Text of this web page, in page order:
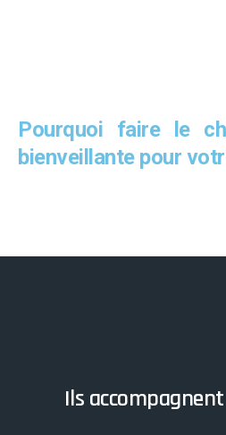
Pourquoi faire le
bienveillante pour
Ils